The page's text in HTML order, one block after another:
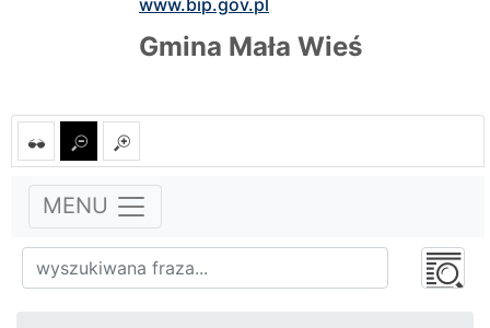
www.bip.gov.pl
Gmina Mała Wieś
MENU